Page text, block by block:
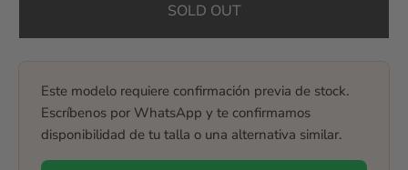
SOLD OUT
Este modelo requiere confirmación previa de stock.
Escríbenos por WhatsApp y te confirmamos
disponibilidad de tu talla o una alternativa similar.